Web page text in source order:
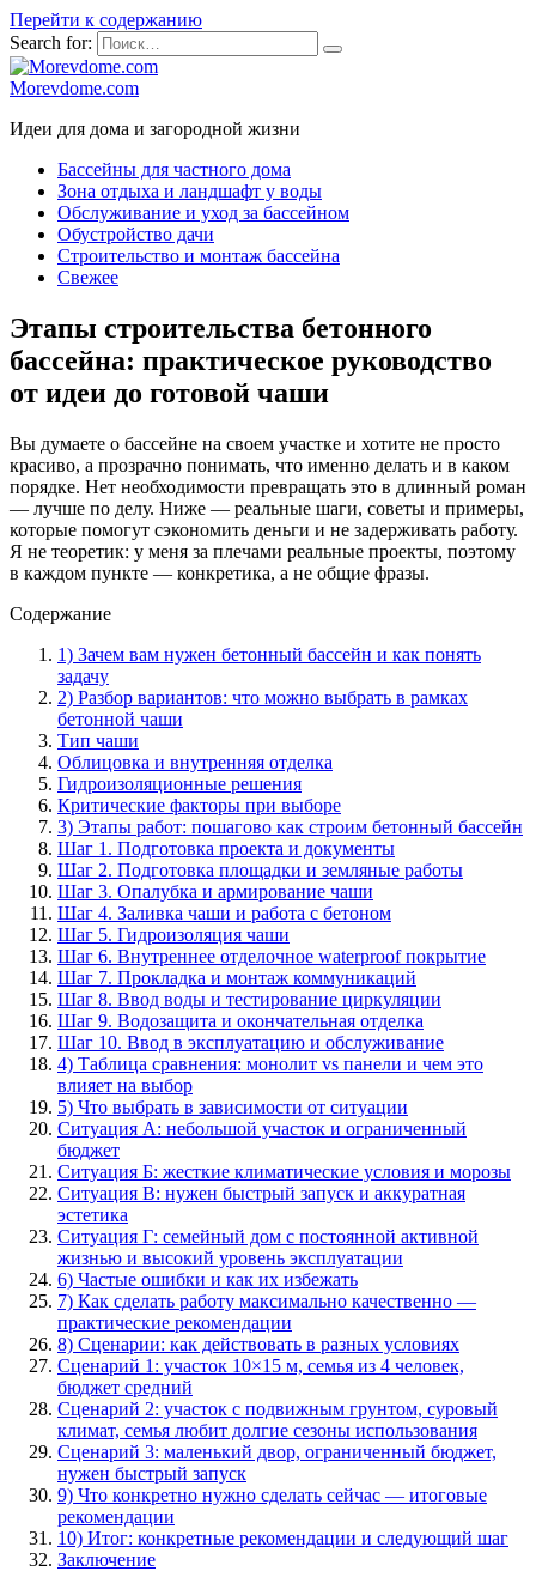
Перейти к содержанию
Search for:
Morevdome.com
Идеи для дома и загородной жизни
Бассейны для частного дома
Зона отдыха и ландшафт у воды
Обслуживание и уход за бассейном
Обустройство дачи
Строительство и монтаж бассейна
Свежее
Этапы строительства бетонного
бассейна: практическое руководство
от идеи до готовой чаши
Вы думаете о бассейне на своем участке и хотите не просто
красиво, а прозрачно понимать, что именно делать и в каком
порядке. Нет необходимости превращать это в длинный роман
— лучше по делу. Ниже — реальные шаги, советы и примеры,
которые помогут сэкономить деньги и не задерживать работу.
Я не теоретик: у меня за плечами реальные проекты, поэтому
в каждом пункте — конкретика, а не общие фразы.
Содержание
1) Зачем вам нужен бетонный бассейн и как понять
задачу
2) Разбор вариантов: что можно выбрать в рамках
бетонной чаши
Тип чаши
Облицовка и внутренняя отделка
Гидроизоляционные решения
Критические факторы при выборе
3) Этапы работ: пошагово как строим бетонный бассейн
Шаг 1. Подготовка проекта и документы
Шаг 2. Подготовка площадки и земляные работы
Шаг 3. Опалубка и армирование чаши
Шаг 4. Заливка чаши и работа с бетоном
Шаг 5. Гидроизоляция чаши
Шаг 6. Внутреннее отделочное waterproof покрытие
Шаг 7. Прокладка и монтаж коммуникаций
Шаг 8. Ввод воды и тестирование циркуляции
Шаг 9. Водозащита и окончательная отделка
Шаг 10. Ввод в эксплуатацию и обслуживание
4) Таблица сравнения: монолит vs панели и чем это
влияет на выбор
5) Что выбрать в зависимости от ситуации
Ситуация А: небольшой участок и ограниченный
бюджет
Ситуация Б: жесткие климатические условия и морозы
Ситуация В: нужен быстрый запуск и аккуратная
эстетика
Ситуация Г: семейный дом с постоянной активной
жизнью и высокий уровень эксплуатации
6) Частые ошибки и как их избежать
7) Как сделать работу максимально качественно —
практические рекомендации
8) Сценарии: как действовать в разных условиях
Сценарий 1: участок 10×15 м, семья из 4 человек,
бюджет средний
Сценарий 2: участок с подвижным грунтом, суровый
климат, семья любит долгие сезоны использования
Сценарий 3: маленький двор, ограниченный бюджет,
нужен быстрый запуск
9) Что конкретно нужно сделать сейчас — итоговые
рекомендации
10) Итог: конкретные рекомендации и следующий шаг
Заключение